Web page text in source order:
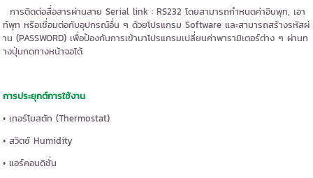
การติดต่อสื่อสารผ่านสาย Serial link : RS232 โดยสามารถกำหนดค่าอินพุท, เอา
ท์พุท หรือเชื่อมต่อกับอุปกรณ์อื่น ๆ ด้วยโปรแกรม Software และสามารถสร้างรหัสผ่
าน (PASSWORD) เพื่อป้องกันการเข้ามาโปรแกรมเปลี่ยนค่าพารามิเตอร์ต่าง ๆ ผ่านท
างปุ่มกดทางหน้าจอได้
การประยุกต์การใช้งาน
• เทอร์โมสตัท (Thermostat)
• สวิตซ์ Humidity
• แอร์คอนดิชั่น